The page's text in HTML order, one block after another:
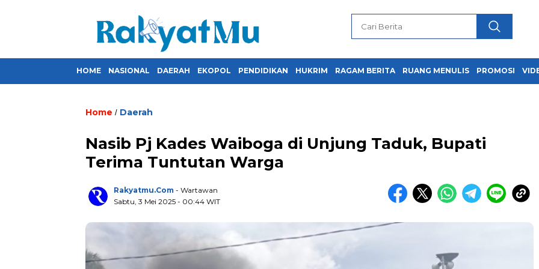
HOME NASIONAL DAERAH EKOPOL PENDIDIKAN HUKRIM RAGAM BERITA RUANG MENULIS PROMOSI
Home / Daerah
Nasib Pj Kades Waiboga di Unjung Taduk, Bupati
Terima Tuntutan Warga
Rakyatmu.com - Wartawan
Sabtu, 3 Mei 2025 - 00:44 WIT